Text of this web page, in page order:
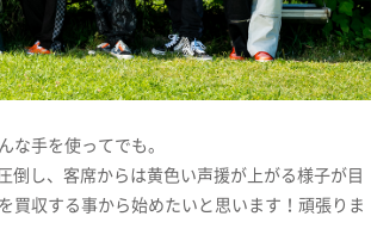
手を使ってでも。
し、客席からは黄色い声援が上がる様子が目
買収する事から始めたいと思います！頑張りま